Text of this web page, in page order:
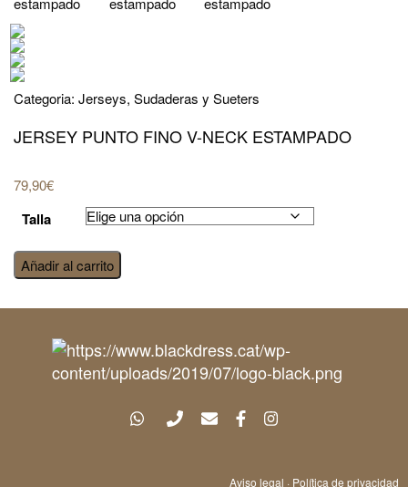
Categoria: Jerseys, Sudaderas y Sueters
JERSEY PUNTO FINO V-NECK ESTAMPADO
79,90€
Talla
jersey
punto
fino
estampado
Añadir al carrito
Aviso legal · Política de privacidad